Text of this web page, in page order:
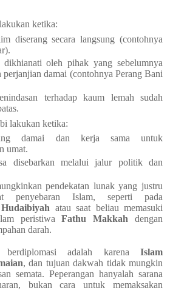
ketika:
diserang secara langsung (contohnya
oleh pihak yang sebelumnya
perjanjian damai (contohnya Perang Bani
terhadap kaum lemah sudah
lakukan ketika:
damai dan kerja sama untuk
umat.
disebarkan melalui jalur politik dan
pendekatan lunak yang justru
penyebaran Islam, seperti pada
atau saat beliau memasuki
peristiwaFathu Makkah dengan
darah.
adalah karena Islam
, dan tujuan dakwah tidak mungkin
semata. Peperangan hanyalah sarana
bukan cara untuk memaksakan